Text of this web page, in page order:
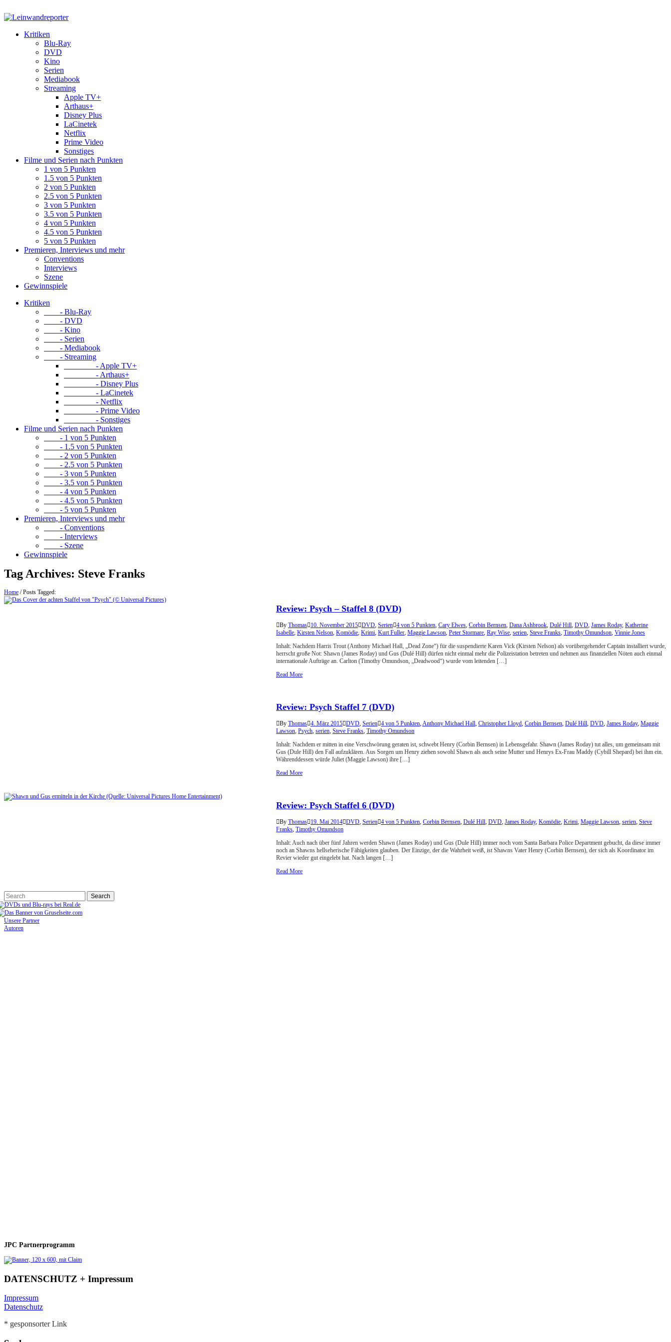
Kritiken
Blu-Ray
DVD
Kino
Serien
Mediabook
Streaming
Apple TV+
Arthaus+
Disney Plus
LaCinetek
Netflix
Prime Video
Sonstiges
Filme und Serien nach Punkten
1 von 5 Punkten
1.5 von 5 Punkten
2 von 5 Punkten
2.5 von 5 Punkten
3 von 5 Punkten
3.5 von 5 Punkten
4 von 5 Punkten
4.5 von 5 Punkten
5 von 5 Punkten
Premieren, Interviews und mehr
Conventions
Interviews
Szene
Gewinnspiele
Kritiken
- Blu-Ray
- DVD
- Kino
- Serien
- Mediabook
- Streaming
- Apple TV+
- Arthaus+
- Disney Plus
- LaCinetek
- Netflix
- Prime Video
- Sonstiges
Filme und Serien nach Punkten
- 1 von 5 Punkten
- 1.5 von 5 Punkten
- 2 von 5 Punkten
- 2.5 von 5 Punkten
- 3 von 5 Punkten
- 3.5 von 5 Punkten
- 4 von 5 Punkten
- 4.5 von 5 Punkten
- 5 von 5 Punkten
Premieren, Interviews und mehr
- Conventions
- Interviews
- Szene
Gewinnspiele
Tag Archives: Steve Franks
Home /Posts Tagged:
Review: Psych – Staffel 8 (DVD)
By Thomas 10. November 2015 DVD, Serien 4 von 5 Punkten, Cary Elwes, Corbin Bernsen, Dana Ashbrook, Dulé Hill, DVD, James Roday, Katherine
Isabelle, Kirsten Nelson, Komödie, Krimi, Kurt Fuller, Maggie Lawson, Peter Stormare, Ray Wise, serien, Steve Franks, Timothy Omundson, Vinnie Jones
Inhalt: Nachdem Harris Trout (Anthony Michael Hall, „Dead Zone“) für die suspendierte Karen Vick (Kirsten Nelson) als vorübergehender Captain installiert wurde,
herrscht große Not: Shawn (James Roday) und Gus (Dulé Hill) dürfen nicht einmal mehr die Polizeistation betreten und nehmen aus finanziellen Nöten auch einmal
internationale Aufträge an. Carlton (Timothy Omundson, „Deadwood“) wurde vom leitenden […]
Read More
Review: Psych Staffel 7 (DVD)
By Thomas 4. März 2015 DVD, Serien 4 von 5 Punkten,Anthony Michael Hall, Christopher Lloyd, Corbin Bernsen, Dulé Hill, DVD, James Roday, Maggie
Lawson, Psych, serien, Steve Franks, Timothy Omundson
Inhalt: Nachdem er mitten in eine Verschwörung geraten ist, schwebt Henry (Corbin Bernsen) in Lebensgefahr. Shawn (James Roday) tut alles, um gemeinsam mit
Gus (Dule Hill) den Fall aufzuklären. Aus Sorgen um Henry ziehen sowohl Shawn als auch seine Mutter und Henrys Ex-Frau Maddy (Cybill Shepard) bei ihm ein.
Währenddessen würde Juliet (Maggie Lawson) ihre […]
Read More
Review: Psych Staffel 6 (DVD)
By Thomas 19. Mai 2014 DVD, Serien 4 von 5 Punkten, Corbin Bernsen, Dulé Hill, DVD, James Roday, Komödie, Krimi, Maggie Lawson, serien, Steve
Franks, Timothy Omundson
Inhalt: Auch nach über fünf Jahren werden Shawn (James Roday) und Gus (Dule Hill) immer noch vom Santa Barbara Police Department gebucht, da diese immer
noch an Shawns hellseherische Fähigkeiten glauben. Der Einzige, der die Wahrheit weiß, ist Shawns Vater Henry (Corbin Bernsen), der sich als Koordinator im
Revier wieder gut eingelebt hat. Nach langen […]
Read More
Unsere Partner
Autoren
JPC Partnerprogramm
DATENSCHUTZ + Impressum
Impressum
Datenschutz
* gesponsorter Link